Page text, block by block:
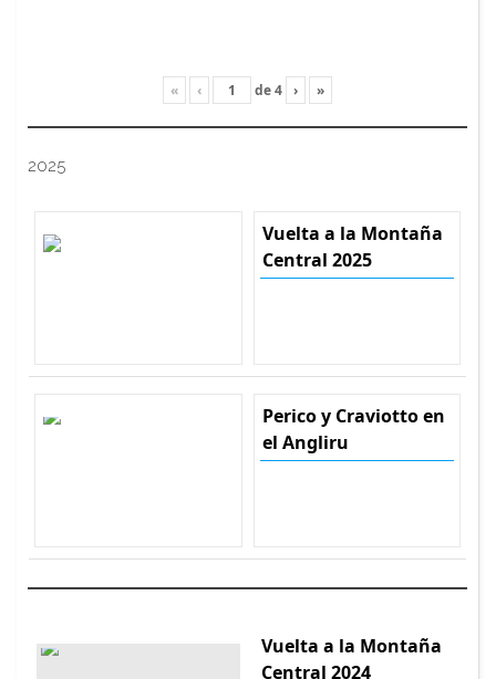
« ‹ de4 › »
2025
Vuelta a la Montaña
Central 2025
Perico y Craviotto en
el Angliru
Vuelta a la Montaña
Central 2024